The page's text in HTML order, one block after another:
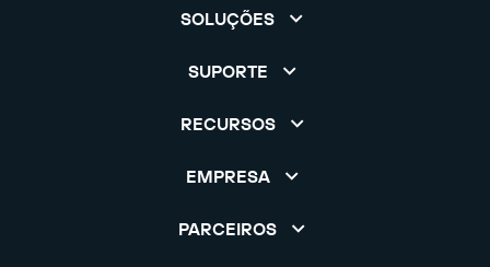
SOLUÇÕES
SUPORTE
RECURSOS
EMPRESA
PARCEIROS